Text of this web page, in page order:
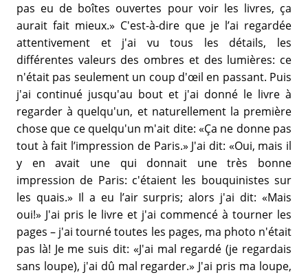
pas eu de boîtes ouvertes pour voir les livres, ça
aurait fait mieux.» C'est-à-dire que je l’ai regardée
attentivement et j'ai vu tous les détails, les
différentes valeurs des ombres et des lumières: ce
n'était pas seulement un coup d'œil en passant. Puis
j'ai continué jusqu'au bout et j'ai donné le livre à
regarder à quelqu'un, et naturellement la première
chose que ce quelqu'un m'ait dite: «Ça ne donne pas
tout à fait l’impression de Paris.» J'ai dit: «Oui, mais il
y en avait une qui donnait une très bonne
impression de Paris: c'étaient les bouquinistes sur
les quais.» Il a eu l’air surpris; alors j'ai dit: «Mais
oui!» J'ai pris le livre et j'ai commencé à tourner les
pages – j'ai tourné toutes les pages, ma photo n'était
pas là! Je me suis dit: «J'ai mal regardé (je regardais
sans loupe), j'ai dû mal regarder.» J'ai pris ma loupe,